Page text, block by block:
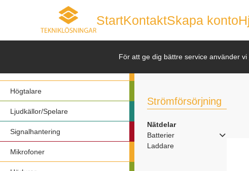
För att ge dig bättre service använder vi
Högtalare
Ljudkällor/Spelare
Signalhantering
Mikrofoner
Strömförsörjning
Nätdelar
Batterier
Laddare
StartKontaktSkapa konto